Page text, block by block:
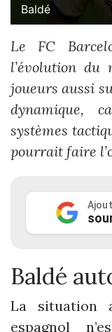
Baldé
Le FC
l’évolution du
joueurs aussi
dynamique,
systèmes
pourrait faire
Baldé
La situation
espagnol